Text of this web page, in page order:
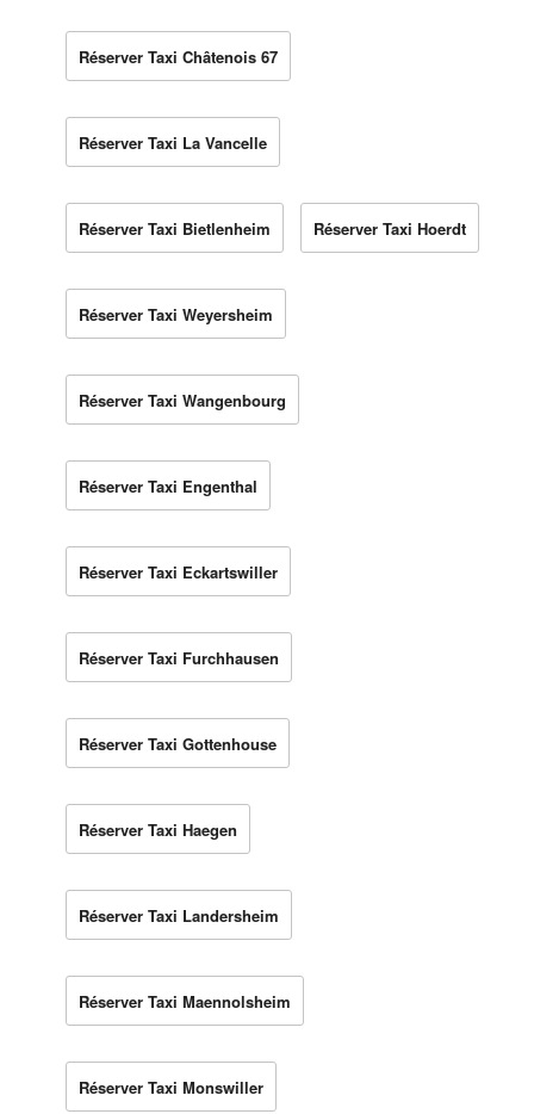
Réserver Taxi Châtenois 67
Réserver Taxi La Vancelle
Réserver Taxi Bietlenheim Réserver Taxi Hoerdt
Réserver Taxi Weyersheim
Réserver Taxi Wangenbourg
Réserver Taxi Engenthal
Réserver Taxi Eckartswiller
Réserver Taxi Furchhausen
Réserver Taxi Gottenhouse
Réserver Taxi Haegen
Réserver Taxi Landersheim
Réserver Taxi Maennolsheim
Réserver Taxi Monswiller